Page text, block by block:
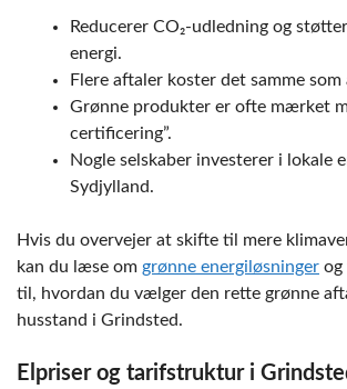
Reducerer CO₂-udledning og
energi.
Flere aftaler koster det samme
Grønne produkter er ofte mærket
certificering”.
Nogle selskaber investerer i lokale
Sydjylland.
Hvis du overvejer at skifte til mere
kan du læse om grønne energiløsninger og
til, hvordan du vælger den rette grønne
husstand i Grindsted.
Elpriser og tarifstruktur i